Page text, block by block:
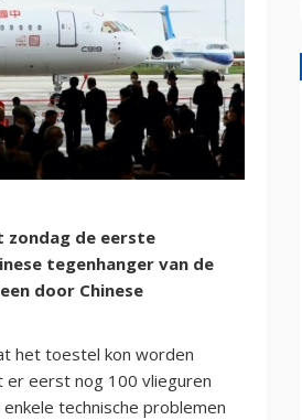
zondag de eerste
tegenhanger van de
door Chinese
het toestel kon worden
er eerst nog 100 vlieguren
technische problemen